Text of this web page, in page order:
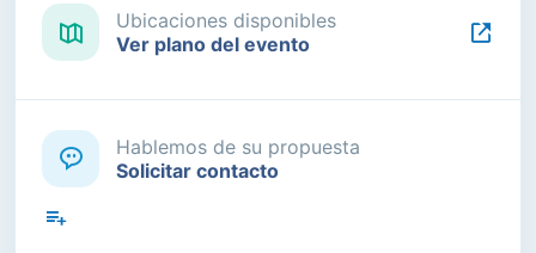
Ubicaciones disponibles
Ver plano del evento
Hablemos de su propuesta
Solicitar contacto